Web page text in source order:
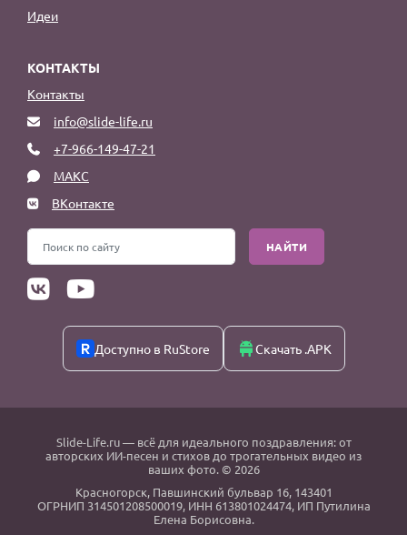
Идеи
КОНТАКТЫ
Контакты
info@slide-life.ru
+7-966-149-47-21
МАКС
ВКонтакте
НАЙТИ
Доступно в RuStore Скачать .APK
Slide-Life.ru— всё для идеального поздравления: от
авторских ИИ-песен и стихов до трогательных видео из
ваших фото. © 2026
Красногорск, Павшинский бульвар 16, 143401
ОГРНИП 314501208500019, ИНН 613801024474, ИП Путилина
Елена Борисовна.